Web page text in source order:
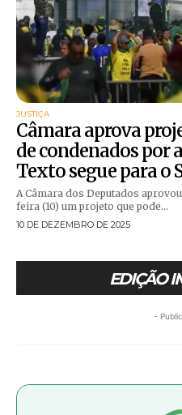
JUSTIÇA
Câmara aprova
de condenados por
Texto segue para o
A Câmara dos Deputados
feira (10) um projeto que pode...
10 DE DEZEMBRO DE 2025
EDIÇÃO
-